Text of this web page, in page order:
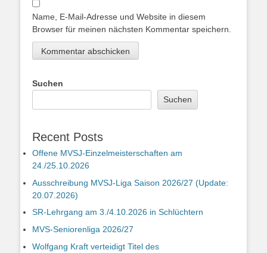
Name, E-Mail-Adresse und Website in diesem
Browser für meinen nächsten Kommentar speichern.
Suchen
Suchen
Recent Posts
Offene MVSJ-Einzelmeisterschaften am
24./25.10.2026
Ausschreibung MVSJ-Liga Saison 2026/27 (Update:
20.07.2026)
SR-Lehrgang am 3./4.10.2026 in Schlüchtern
MVS-Seniorenliga 2026/27
Wolfgang Kraft verteidigt Titel des